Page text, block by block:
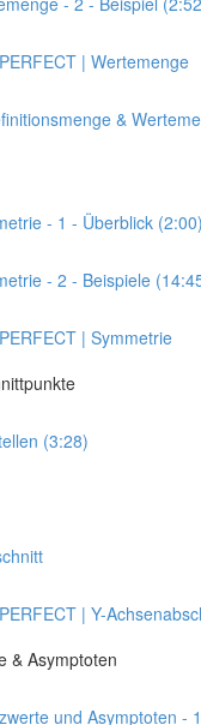
| Wertemenge
&
- 1 - Überblick (2:00)
- 2 - Beispiele
| Symmetrie
(3:28)
| Y-
& Asymptoten
und Asymptoten -